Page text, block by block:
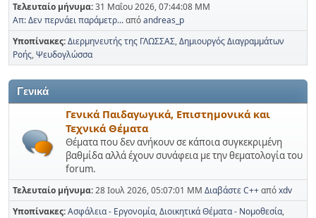
Τελευταίο μήνυμα:31 Μαΐου 2026, 07:44:08 ΜΜ
Απ: Δεν περνάει παράμετρ...απόandreas_p
Υποπίνακες Διερμηνευτής της ΓΛΩΣΣΑΣ Δημιουργός Διαγραμμάτων
Ροής Ψευδογλώσσα
Γενικά
Γενικά Παιδαγωγικά, Επιστημονικά και
Τεχνικά Θέματα
Θέματα που δεν ανήκουν σε κάποια συγκεκριμένη
βαθμίδα αλλά έχουν συνάφεια με την θεματολογία του
forum.
Τελευταίο μήνυμα:28 Ιουλ 2026, 05:07:01 ΜΜ Διαβάστε C++απόxdv
Υποπίνακες Ασφάλεια - Εργονομία Διοικητικά Θέματα - Νομοθεσία